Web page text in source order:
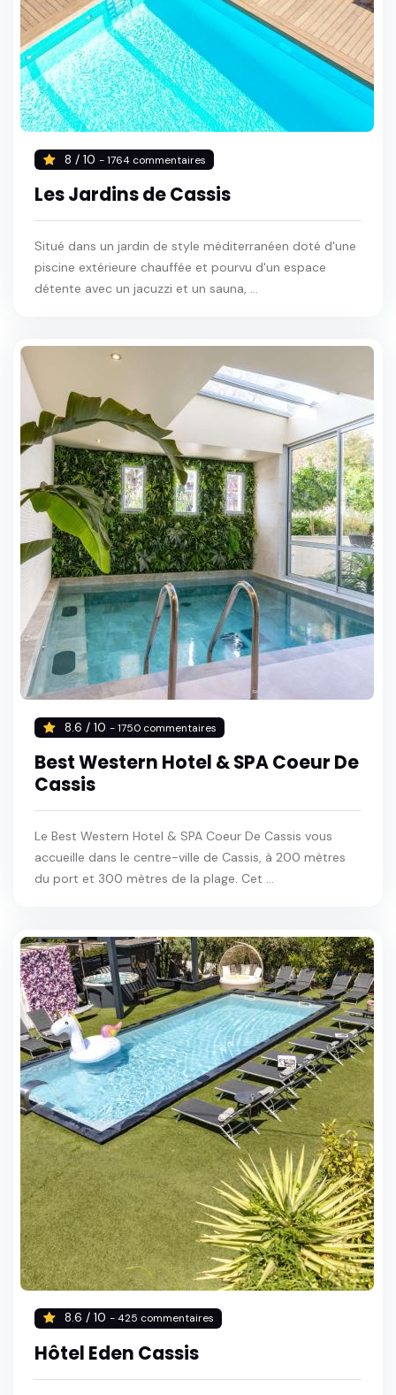
8 / 10 - 1764 commentaires
Les Jardins de Cassis
Situé dans un jardin de style méditerranéen doté d'une
piscine extérieure chauffée et pourvu d'un espace
détente avec un jacuzzi et un sauna, ...
8.6 / 10 - 1750 commentaires
Best Western Hotel & SPA Coeur De
Cassis
Le Best Western Hotel & SPA Coeur De Cassis vous
accueille dans le centre-ville de Cassis, à 200 mètres
du port et 300 mètres de la plage. Cet ...
8.6 / 10 - 425 commentaires
Hôtel Eden Cassis